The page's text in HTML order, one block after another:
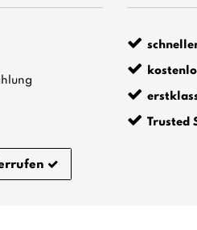
Trusted